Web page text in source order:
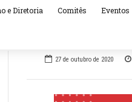
e Diretoria Comitês Eventos
27 de outubro de 2020